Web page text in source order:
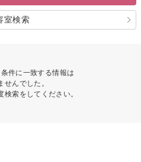
室検索
件に一致する情報は
せんでした。
検索をしてください。